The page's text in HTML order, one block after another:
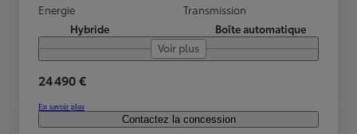
Energie
Hybride
Transmission
Boîte automatique
Voir plus
24 490 €
En savoir plus
Contactez la concession